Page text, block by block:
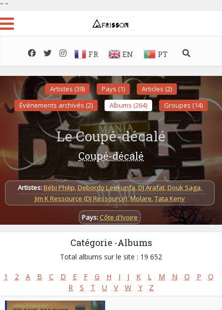
" "
FR EN PT
Artistes (39) Pays (1)
Articles (2)
Événements archivés (2)
Albums (264) Groupes (14)
Le Coupé-décalé
Coupé-décalé
Artistes:Bébi Philip,Debordo Leekunfa,DJ Arafat,Douk Saga,
Jim K Ressource (DJ Ressource),Molare,Tata Keny
Pays: Côte d'Ivoire
Catégorie -Albums
Total albums sur le site : 19 652
1 2 A B C D E F G H I J K L M N O P
Q
R
S T U V W Y Z